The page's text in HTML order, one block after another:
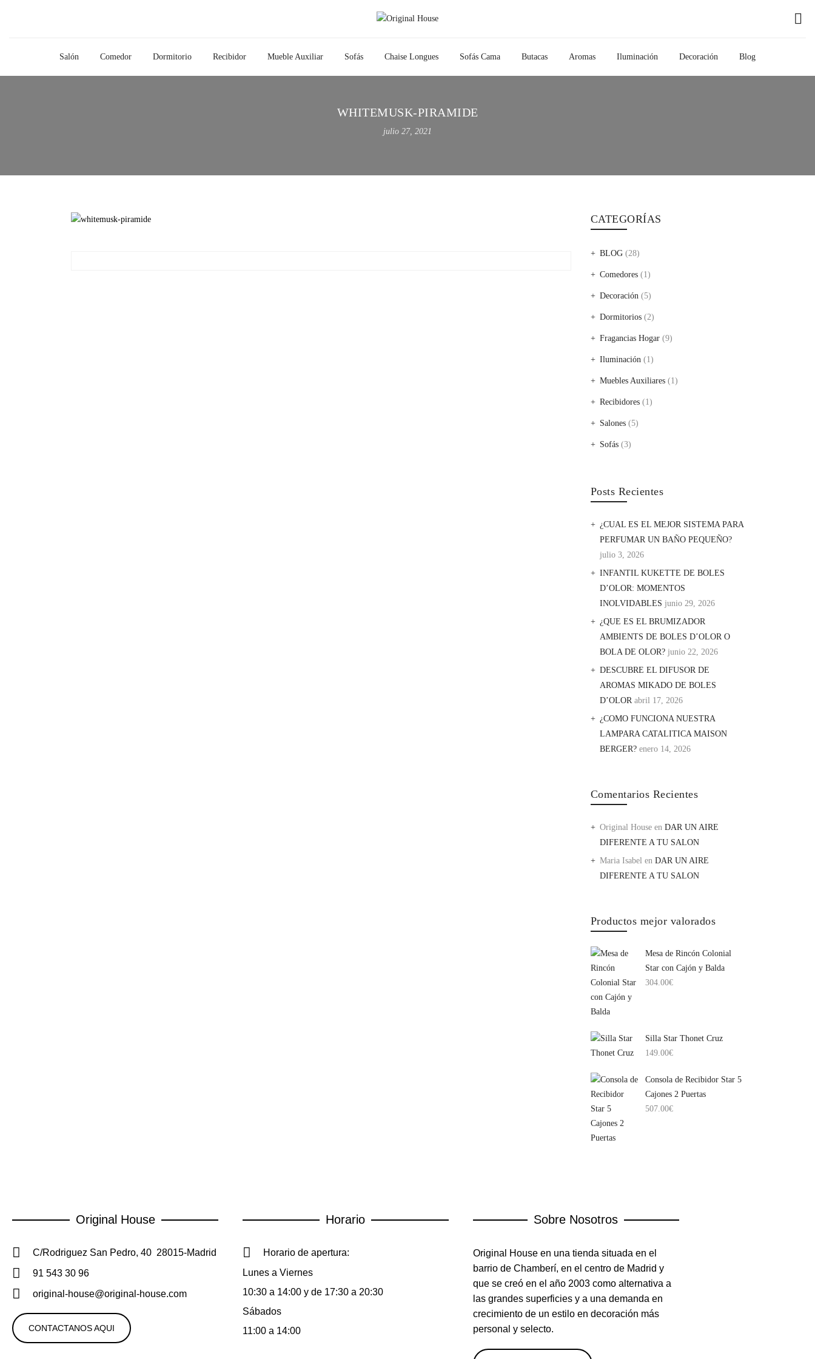
Salón Comedor Dormitorio Recibidor Mueble Auxiliar Sofás Chaise Longues Sofás Cama Butacas Aromas Iluminación Decoración Blog
WHITEMUSK-PIRAMIDE
julio 27, 2021
CATEGORÍAS
BLOG(28)
Comedores(1)
Decoración(5)
Dormitorios(2)
Fragancias Hogar(9)
Iluminación(1)
Muebles Auxiliares(1)
Recibidores(1)
Salones(5)
Sofás(3)
Posts Recientes
¿CUAL ES EL MEJOR SISTEMA PARA
PERFUMAR UN BAÑO PEQUEÑO?
julio 3, 2026
INFANTIL KUKETTE DE BOLES
D’OLOR: MOMENTOS
INOLVIDABLES junio 29, 2026
¿QUE ES EL BRUMIZADOR
AMBIENTS DE BOLES D’OLOR O
BOLA DE OLOR? junio 22, 2026
DESCUBRE EL DIFUSOR DE
AROMAS MIKADO DE BOLES
D’OLOR abril 17, 2026
¿COMO FUNCIONA NUESTRA
LAMPARA CATALITICA MAISON
BERGER? enero 14, 2026
Comentarios Recientes
Original Houseen DAR UN AIRE
DIFERENTE A TU SALON
Maria Isabelen DAR UN AIRE
DIFERENTE A TU SALON
Productos mejor valorados
Mesa de Rincón Colonial
Star con Cajón y Balda
304.00€
Silla Star Thonet Cruz
149.00€
Consola de Recibidor Star 5
Cajones 2 Puertas
507.00€
Original House
C/Rodriguez San Pedro, 40 28015-Madrid
91 543 30 96
original-house@original-house.com
CONTACTANOS AQUI
Horario
Horario de apertura:
Lunes a Viernes
10:30 a 14:00 y de 17:30 a 20:30
Sábados
11:00 a 14:00
Sobre Nosotros
Original House en una tienda situada en el
barrio de Chamberí, en el centro de Madrid y
que se creó en el año 2003 como alternativa a
las grandes superficies y a una demanda en
crecimiento de un estilo en decoración más
personal y selecto.